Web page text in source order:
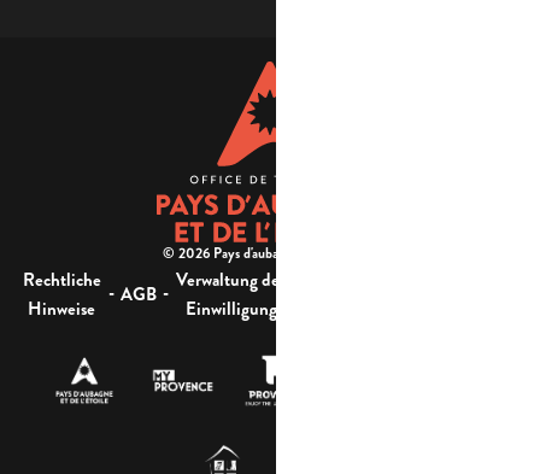
© 2026 Pays d'aubagne et de l'étoile -
Rechtliche
Hinweise
- AGB - Verwaltung der
Einwilligung